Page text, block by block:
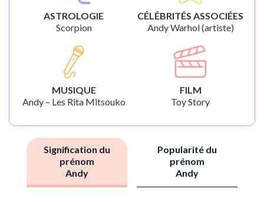
ASTROLOGIE
Scorpion
CÉLÉBRITÉS ASSOCIÉES
Andy Warhol (artiste)
MUSIQUE
Andy – Les Rita Mitsouko
FILM
Toy Story
Signification du
prénom
Andy
Popularité du
prénom
Andy